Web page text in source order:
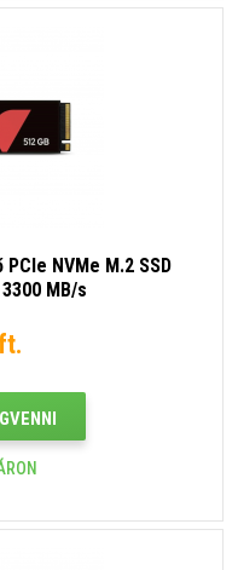
PCIe NVMe M.2 SSD
MB/s